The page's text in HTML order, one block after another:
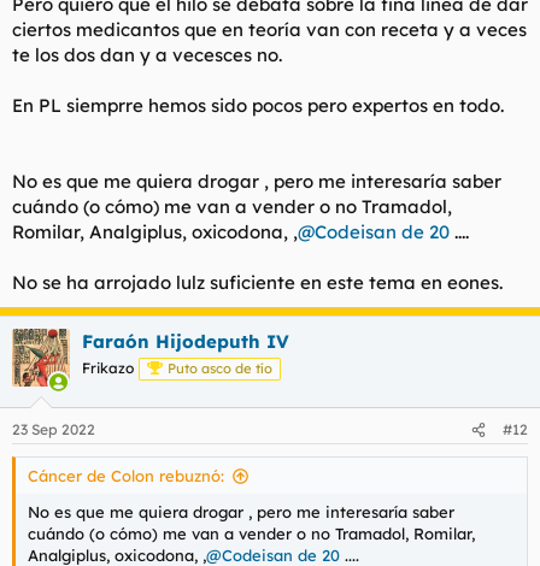
ciertos medicantos que en teoría van con receta y a veces
te los dos dan y a vecesces no.
En PL siemprre hemos sido pocos pero expertos en todo.
No es que me quiera drogar , pero me interesaría saber
cuándo (o cómo) me van a vender o no Tramadol,
Romilar, Analgiplus, oxicodona, ,@Codeisan de 20 ....
No se ha arrojado lulz suficiente en este tema en eones.
Faraón Hijodeputh IV
Frikazo Puto asco de tío
23 Sep 2022 #12
Cáncer de Colon rebuznó:
No es que me quiera drogar , pero me interesaría saber
cuándo (o cómo) me van a vender o no Tramadol, Romilar,
Analgiplus, oxicodona, ,@Codeisan de 20 ....